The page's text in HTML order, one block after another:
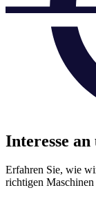
Interesse an
Erfahren Sie, wie
richtigen